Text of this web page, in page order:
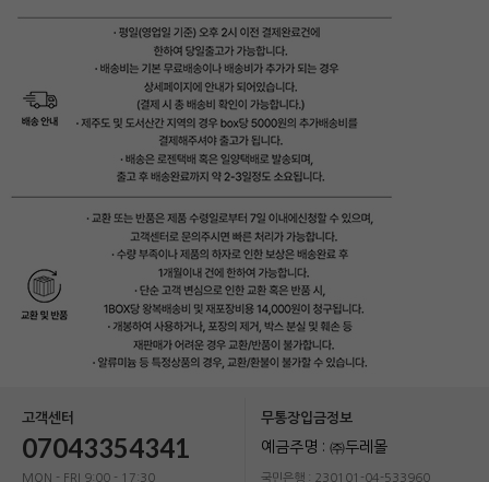
고객센터
07043354341
MON - FRI 9:00 - 17:30
무통장입금정보
예금주명 : ㈜두레몰
국민은행 : 230101-04-533960